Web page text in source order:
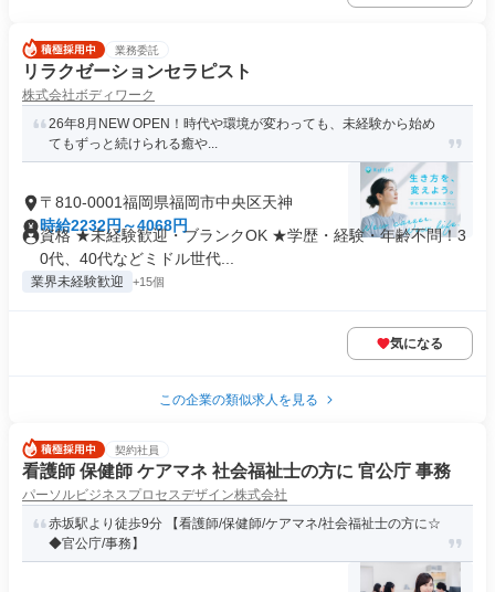
業務委託
リラクゼーションセラピスト
株式会社ボディワーク
26年8月NEW OPEN！時代や環境が変わっても、未経験から始め
てもずっと続けられる癒や...
〒810-0001福岡県福岡市中央区天神
時給2232円～4068円
資格 ★未経験歓迎・ブランクOK ★学歴・経験・年齢不問！3
0代、40代などミドル世代...
業界未経験歓迎 +15個
気になる
この企業の類似求人を見る
契約社員
看護師 保健師 ケアマネ 社会福祉士の方に 官公庁 事務
パーソルビジネスプロセスデザイン株式会社
赤坂駅より徒歩9分 【看護師/保健師/ケアマネ/社会福祉士の方に☆
◆官公庁/事務】